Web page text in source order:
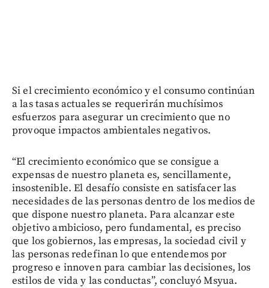
Si el crecimiento económico y el consumo continúan
a las tasas actuales se requerirán muchísimos
esfuerzos para asegurar un crecimiento que no
provoque impactos ambientales negativos.
“El crecimiento económico que se consigue a
expensas de nuestro planeta es, sencillamente,
insostenible. El desafío consiste en satisfacer las
necesidades de las personas dentro de los medios de
que dispone nuestro planeta. Para alcanzar este
objetivo ambicioso, pero fundamental, es preciso
que los gobiernos, las empresas, la sociedad civil y
las personas redefinan lo que entendemos por
progreso e innoven para cambiar las decisiones, los
estilos de vida y las conductas”, concluyó Msyua.